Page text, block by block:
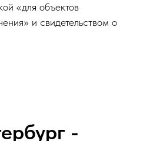
«для объектов
и свидетельством о
-